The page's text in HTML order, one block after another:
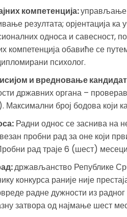
компетенција:
резултата; орјентација
односа и савесност,
компетенција обавиће се
психолог.
и вредновање
државних органа –
Максимални број бодова који
Радни однос се заснива на
пробни рад за оне који
рад траје 6 (шест)
држављанство Републике
конкурса раније није
радне дужности из
затвора од најмање шест